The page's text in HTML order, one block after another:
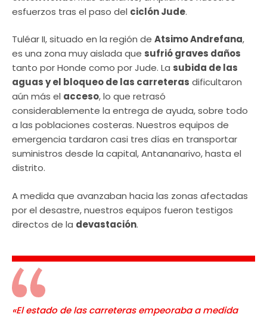
esfuerzos tras el paso del ciclón Jude.
Tuléar II, situado en la región de Atsimo Andrefana,
es una zona muy aislada que sufrió graves daños
tanto por Honde como por Jude. La subida de las
aguas y el bloqueo de las carreteras dificultaron
aún más el acceso, lo que retrasó
considerablemente la entrega de ayuda, sobre todo
a las poblaciones costeras. Nuestros equipos de
emergencia tardaron casi tres días en transportar
suministros desde la capital, Antananarivo, hasta el
distrito.
A medida que avanzaban hacia las zonas afectadas
por el desastre, nuestros equipos fueron testigos
directos de la devastación.
«El estado de las carreteras empeoraba a medida